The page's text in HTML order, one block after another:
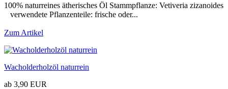
100% naturreines ätherisches Öl Stammpflanze: Vetiveria zizanoides
verwendete Pflanzenteile: frische oder...
Zum Artikel
Wacholderholzöl naturrein
ab 3,90 EUR